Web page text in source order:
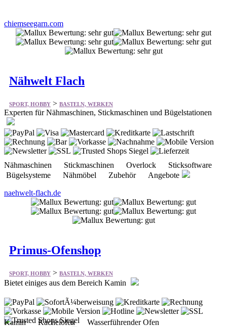
chiemseegarn.com
Nähwelt Flach
SPORT, HOBBY > BASTELN, WERKEN
Experten für Nähmaschinen, Stickmaschinen und Bügelstationen
Nähmaschinen Stickmaschinen Overlock Sticksoftware
Bügelsysteme Nähmöbel Zubehör Angebote
naehwelt-flach.de
Primus-Ofenshop
SPORT, HOBBY > BASTELN, WERKEN
Bietet einiges aus dem Bereich Kamin
Kamin Kachelofen Wasserführender Ofen